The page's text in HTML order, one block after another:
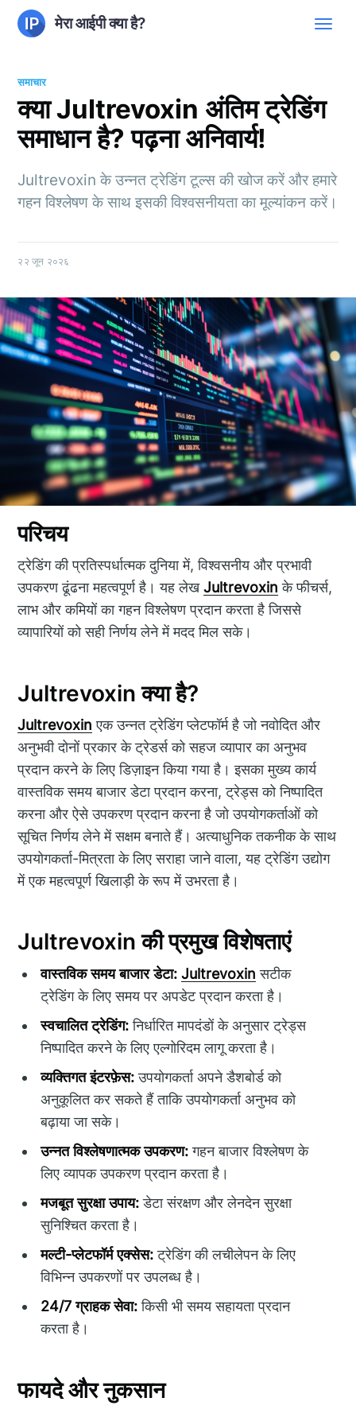
मेरा आईपी क्या है?
समाचार
क्या Jultrevoxin अंतिम ट्रेडिंग
समाधान है? पढ़ना अनिवार्य!
Jultrevoxin के उन्नत ट्रेडिंग टूल्स की खोज करें और हमारे
गहन विश्लेषण के साथ इसकी विश्वसनीयता का मूल्यांकन करें।
२२ जून २०२६
परिचय
ट्रेडिंग की प्रतिस्पर्धात्मक दुनिया में, विश्वसनीय और प्रभावी
उपकरण ढूंढना महत्वपूर्ण है। यह लेखJultrevoxin के फीचर्स,
लाभ और कमियों का गहन विश्लेषण प्रदान करता है जिससे
व्यापारियों को सही निर्णय लेने में मदद मिल सके।
Jultrevoxin क्या है?
Jultrevoxin एक उन्नत ट्रेडिंग प्लेटफॉर्म है जो नवोदित और
अनुभवी दोनों प्रकार के ट्रेडर्स को सहज व्यापार का अनुभव
प्रदान करने के लिए डिज़ाइन किया गया है। इसका मुख्य कार्य
वास्तविक समय बाजार डेटा प्रदान करना, ट्रेड्स को निष्पादित
करना और ऐसे उपकरण प्रदान करना है जो उपयोगकर्ताओं को
सूचित निर्णय लेने में सक्षम बनाते हैं। अत्याधुनिक तकनीक के साथ
उपयोगकर्ता-मित्रता के लिए सराहा जाने वाला, यह ट्रेडिंग उद्योग
में एक महत्वपूर्ण खिलाड़ी के रूप में उभरता है।
Jultrevoxin की प्रमुख विशेषताएं
वास्तविक समय बाजार डेटा: Jultrevoxin सटीक
ट्रेडिंग के लिए समय पर अपडेट प्रदान करता है।
स्वचालित ट्रेडिंग:निर्धारित मापदंडों के अनुसार ट्रेड्स
निष्पादित करने के लिए एल्गोरिदम लागू करता है।
व्यक्तिगत इंटरफ़ेस:उपयोगकर्ता अपने डैशबोर्ड को
अनुकूलित कर सकते हैं ताकि उपयोगकर्ता अनुभव को
बढ़ाया जा सके।
उन्नत विश्लेषणात्मक उपकरण:गहन बाजार विश्लेषण के
लिए व्यापक उपकरण प्रदान करता है।
मजबूत सुरक्षा उपाय:डेटा संरक्षण और लेनदेन सुरक्षा
सुनिश्चित करता है।
मल्टी-प्लेटफॉर्म एक्सेस:ट्रेडिंग की लचीलेपन के लिए
विभिन्न उपकरणों पर उपलब्ध है।
24/7 ग्राहक सेवा:किसी भी समय सहायता प्रदान
करता है।
फायदे और नुकसान